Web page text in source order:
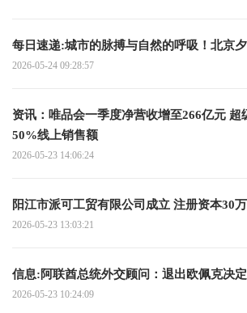
每日速递:城市的脉搏与自然的呼吸！北京
2026-05-24 09:28:57
资讯：唯品会一季度净营收增至266亿元 超
50%线上销售额
2026-05-23 14:06:24
阳江市派可工贸有限公司成立 注册资本30
2026-05-23 13:03:21
信息:阿联酋总统外交顾问：退出欧佩克决
2026-05-23 10:24:09